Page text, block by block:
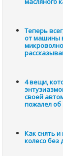
Теперь
от машины
4 вещи,
своей
пожалел об
Как снять
колесо без